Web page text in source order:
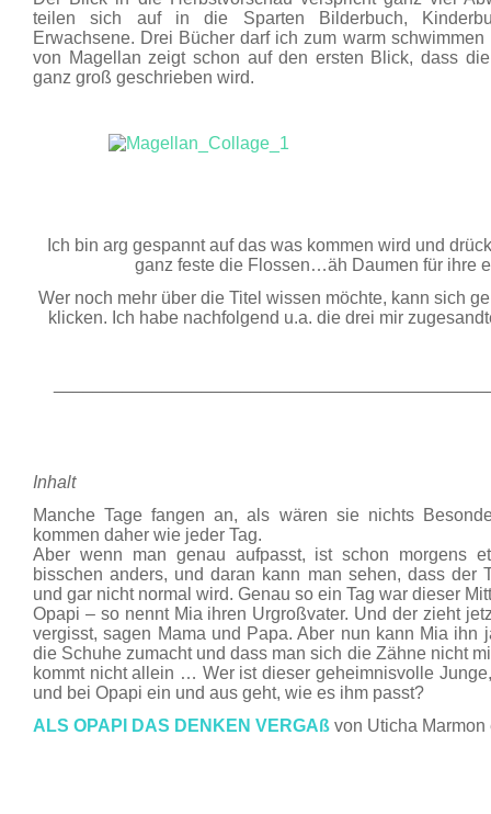
teilen sich auf in die Sparten Bilderbuch,
Erwachsene. Drei Bücher darf ich zum warm
von Magellan zeigt schon auf den ersten Blick, dass
ganz groß geschrieben wird.
Ich bin arg gespannt auf das was kommen wird und
ganz feste die Flossen…äh Daumen für ihre
Wer noch mehr über die Titel wissen möchte, kann sich
klicken. Ich habe nachfolgend u.a. die drei mir
Inhalt
Manche Tage fangen an, als wären sie nichts
kommen daher wie jeder Tag.
Aber wenn man genau aufpasst, ist schon morgens
bisschen anders, und daran kann man sehen, dass der
und gar nicht normal wird. Genau so ein Tag war dieser
Opapi – so nennt Mia ihren Urgroßvater. Und der zieht
vergisst, sagen Mama und Papa. Aber nun kann Mia ihn
die Schuhe zumacht und dass man sich die Zähne nicht
kommt nicht allein … Wer ist dieser geheimnisvolle
und bei Opapi ein und aus geht, wie es ihm passt?
ALS OPAPI DAS DENKEN VERGAß von Uticha